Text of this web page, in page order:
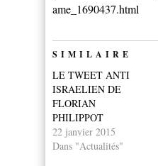
ame_1690437.html
SIMILAIRE
LE TWEET ANTI
ISRAELIEN DE
FLORIAN
PHILIPPOT
22 janvier 2015
Dans "Actualités"